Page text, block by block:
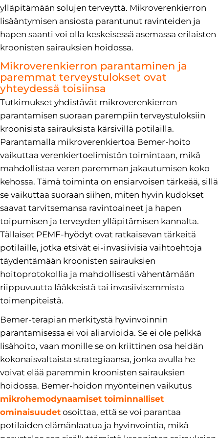
ylläpitämään solujen terveyttä. Mikroverenkierron
lisääntymisen ansiosta parantunut ravinteiden ja
hapen saanti voi olla keskeisessä asemassa erilaisten
kroonisten sairauksien hoidossa.
Mikroverenkierron parantaminen ja
paremmat terveystulokset ovat
yhteydessä toisiinsa
Tutkimukset yhdistävät mikroverenkierron
parantamisen suoraan parempiin terveystuloksiin
kroonisista sairauksista kärsivillä potilailla.
Parantamalla mikroverenkiertoa Bemer-hoito
vaikuttaa verenkiertoelimistön toimintaan, mikä
mahdollistaa veren paremman jakautumisen koko
kehossa. Tämä toiminta on ensiarvoisen tärkeää, sillä
se vaikuttaa suoraan siihen, miten hyvin kudokset
saavat tarvitsemansa ravintoaineet ja hapen
toipumisen ja terveyden ylläpitämisen kannalta.
Tällaiset PEMF-hyödyt ovat ratkaisevan tärkeitä
potilaille, jotka etsivät ei-invasiivisia vaihtoehtoja
täydentämään kroonisten sairauksien
hoitoprotokollia ja mahdollisesti vähentämään
riippuvuutta lääkkeistä tai invasiivisemmista
toimenpiteistä.
Bemer-terapian merkitystä hyvinvoinnin
parantamisessa ei voi aliarvioida. Se ei ole pelkkä
lisähoito, vaan monille se on kriittinen osa heidän
kokonaisvaltaista strategiaansa, jonka avulla he
voivat elää paremmin kroonisten sairauksien
hoidossa. Bemer-hoidon myönteinen vaikutus
mikrohemodynaamiset toiminnalliset
ominaisuudet osoittaa, että se voi parantaa
potilaiden elämänlaatua ja hyvinvointia, mikä